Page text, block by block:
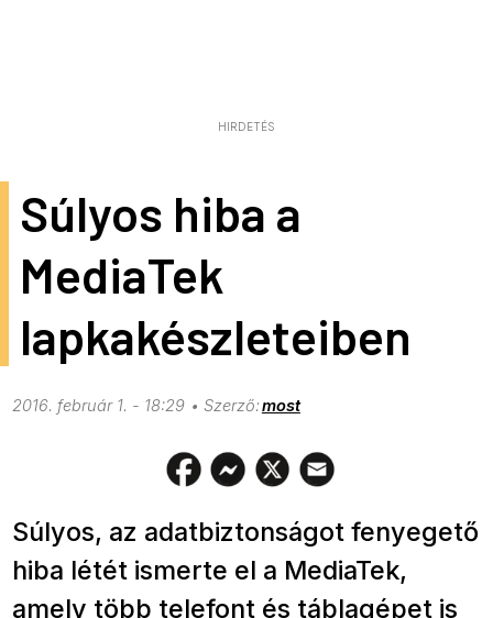
HIRDETÉS
Súlyos hiba a
MediaTek
lapkakészleteiben
2016. február 1. - 18:29 most
Súlyos, az adatbiztonságot fenyegető
hiba létét ismerte el a MediaTek,
amely több telefont és táblagépet is